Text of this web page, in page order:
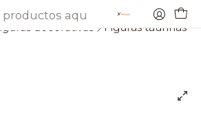
Figuras taurinas